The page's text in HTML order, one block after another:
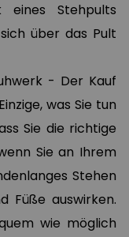
eines Stehpults
über das Pult
- Der Kauf
was Sie tun
Sie die richtige
Sie an Ihrem
Stehen
Füße auswirken.
wie möglich